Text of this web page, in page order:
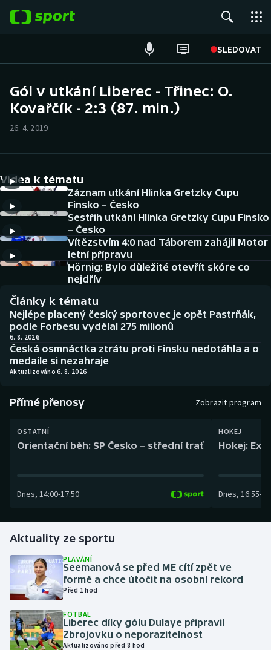
SLEDOVAT
Hokej
Cyklistika
DALŠÍ SPORTY
Americký fotbal
Baseball a softbal
Basketbal
Biatlon
Boby a skeleton
Box
Curling
Golf
Gymnastika
Házená
Jezdectví
NEPŘEHLÉDNĚTE
Historické návraty
Aplikace ČT sport
AZ kvíz
Gól v utkání Liberec - Třinec: O.
Kovařčík - 2:3 (87. min.)
26. 4. 2019
Videa k tématu
Záznam utkání Hlinka Gretzky Cupu
Finsko – Česko
Sestřih utkání Hlinka Gretzky Cupu Finsko
– Česko
Vítězstvím 4:0 nad Táborem zahájil Motor
letní přípravu
Hörnig: Bylo důležité otevřít skóre co
nejdřív
Články k tématu
Nejlépe placený český sportovec je opět Pastrňák,
podle Forbesu vydělal 275 milionů
6. 8. 2026
Česká osmnáctka ztrátu proti Finsku nedotáhla a o
medaile si nezahraje
Aktualizováno 6. 8. 2026
Přímé přenosy Zobrazit program
OSTATNÍ
Orientační běh: SP Česko – střední trať
Dnes, 14:00-17:50
HOKEJ
Hokej:
Dnes, 16:55-
Aktuality ze sportu
PLAVÁNÍ
Seemanová se před ME cítí zpět ve
formě a chce útočit na osobní rekord
Před 1 hod
FOTBAL
Liberec díky gólu Dulaye připravil
Zbrojovku o neporazitelnost
Aktualizováno před 8 hod